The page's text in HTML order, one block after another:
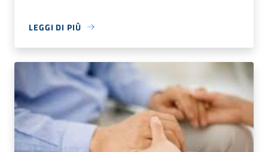
LEGGI DI PIÙ